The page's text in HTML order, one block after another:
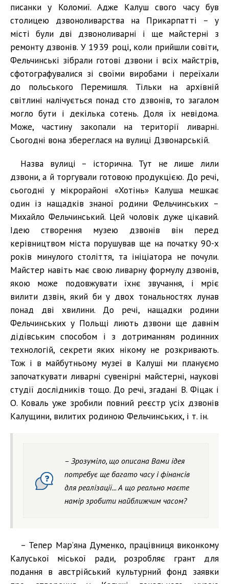
писанки у Коломиї. Адже Калуш свого часу був
столицею дзвоноливарства на Прикарпатті – у
місті були дві дзвоноливарні і ще майстерні з
ремонту дзвонів. У 1939 році, коли прийшли совіти,
Фельчинські зібрали готові дзвони і всіх майстрів,
сфотографувалися зі своїми виробами і переїхали
до польського Перемишля. Тільки на архівній
світлині налічується понад сто дзвонів, то загалом
могло бути і декілька сотень. Доля їх невідома.
Може, частину закопали на території ливарні.
Сьогодні вона збереглася на вулиці Дзвонарській.
Назва вулиці – історична. Тут не лише лили
дзвони, а й торгували готовою продукцією. До речі,
сьогодні у мікрорайоні «Хотінь» Калуша мешкає
один із нащадків знаної родини Фельчинських –
Михайло Фельчинський. Цей чоловік дуже цікавий.
Ідею створення музею дзвонів він перед
керівництвом міста порушував ще на початку 90-х
років минулого століття, та ініціатора не почули.
Майстер навіть має свою ливарну формулу дзвонів,
якою може подовжувати їхнє звучання, і мріє
вилити дзвін, який би у двох тональностях лунав
понад дві хвилини. До речі, нащадки родини
Фельчинських у Польщі лиють дзвони ще давнім
дідівським способом і з дотриманням родинних
технологій, секрети яких нікому не розкривають.
Тож і в майбутньому музеї в Калуші ми плануємо
започаткувати ливарні сувенірні майстерні, наукові
студії дослідників тощо. До речі, згадані В. Фіцак і
О. Коваль уже зробили повний реєстр усіх дзвонів
Калущини, вилитих родиною Фельчинських, і т. ін.
– Зрозуміло, що описана Вами ідея
потребує ще багато часу і фінансів
для реалізації... А що реально маєте
намір зробити найближчим часом?
– Тепер Мар’яна Думенко, працівниця виконкому
Калуської міської ради, розробляє грант для
подання в австрійський культурний фонд заявки